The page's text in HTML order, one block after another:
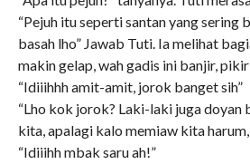
“Pejuh itu seperti santan yang sering
basah lho” Jawab Tuti. Ia melihat
makin gelap, wah gadis ini banjir,
“Idiiihhh amit-amit, jorok banget sih”
“Lho kok jorok? Laki-laki juga doyan
kita, apalagi kalo memiaw kita
“Idiiihh mbak saru ah!”